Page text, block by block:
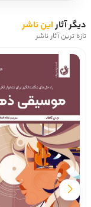
دیگر آثاراین ناشر
تازه ترین آثار ناشر